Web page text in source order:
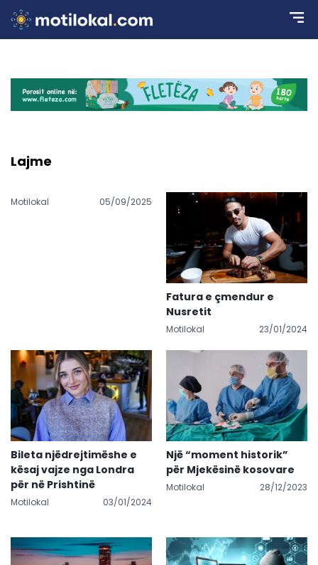
Lajme
Motilokal 05/09/2025
Fatura e çmendur e
Nusretit
Motilokal 23/01/2024
Bileta njëdrejtimëshe e
kësaj vajze nga Londra
për në Prishtinë
Motilokal 03/01/2024
Një “moment historik”
për Mjekësinë kosovare
Motilokal 28/12/2023